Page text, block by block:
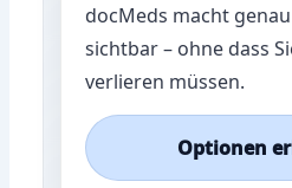
docMeds macht
sichtbar – ohne dass
verlieren müssen.
Optionen